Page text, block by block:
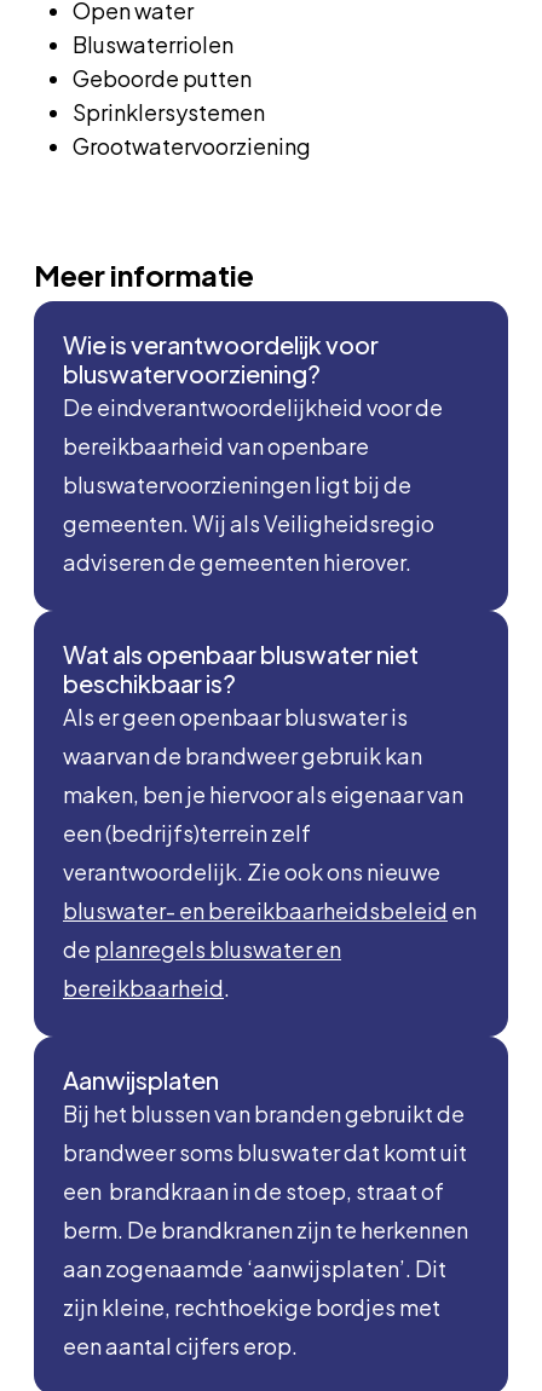
Open water
Bluswaterriolen
Geboorde putten
Sprinklersystemen
Grootwatervoorziening
Meer informatie
Wie is verantwoordelijk voor
bluswatervoorziening?
De eindverantwoordelijkheid voor de
bereikbaarheid van openbare
bluswatervoorzieningen ligt bij de
gemeenten. Wij als Veiligheidsregio
adviseren de gemeenten hierover.
Wat als openbaar bluswater niet
beschikbaar is?
Als er geen openbaar bluswater is
waarvan de brandweer gebruik kan
maken, ben je hiervoor als eigenaar van
een (bedrijfs)terrein zelf
verantwoordelijk. Zie ook ons nieuwe
bluswater- en bereikbaarheidsbeleid en
de planregels bluswater en
bereikbaarheid.
Aanwijsplaten
Bij het blussen van branden gebruikt de
brandweer soms bluswater dat komt uit
een brandkraan in de stoep, straat of
berm. De brandkranen zijn te herkennen
aan zogenaamde ‘aanwijsplaten’. Dit
zijn kleine, rechthoekige bordjes met
een aantal cijfers erop.